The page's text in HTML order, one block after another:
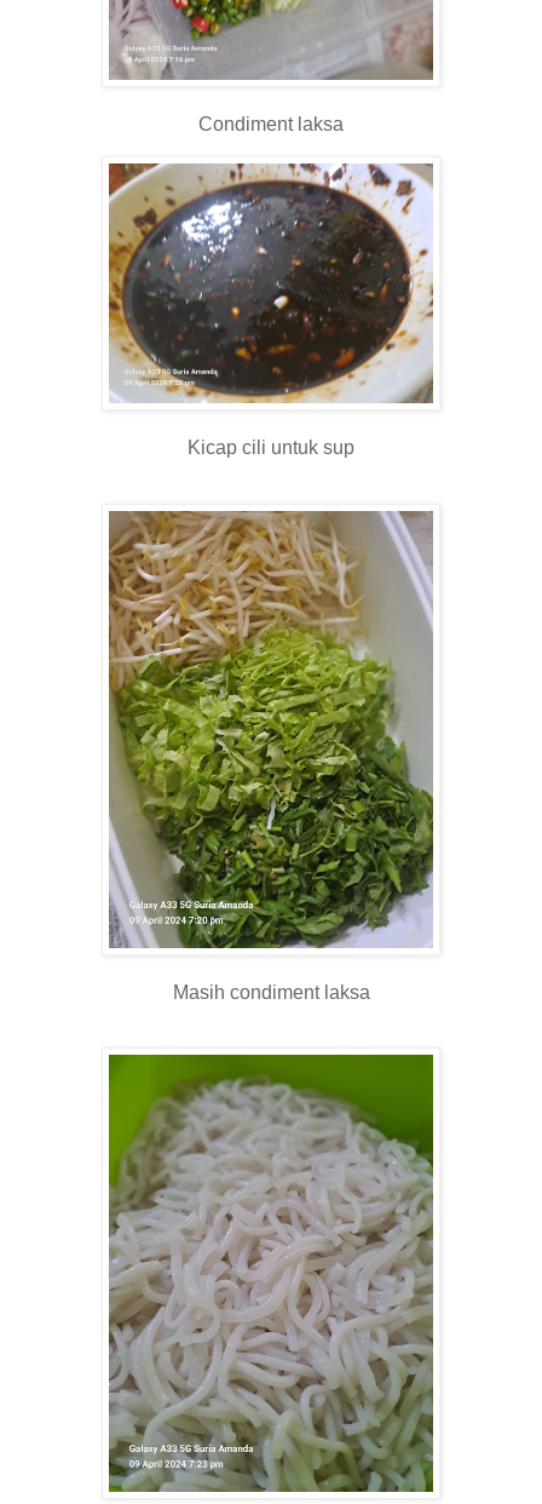
Condiment laksa
Kicap cili untuk sup
Masih condiment laksa